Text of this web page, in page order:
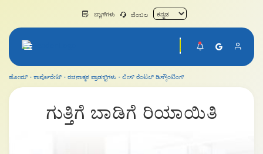
ಬ್ಲಾಗ್‌ಗಳು ಬೆಂಬಲ
ಹೋಮ್ ಕಾರ್ಪೊರೇಟ್ ರಚನಾತ್ಮಕ ಪ್ರಾಡಕ್ಟ್‌ಗಳು ಲೀಸ್ ರೆಂಟಲ್ ಡಿಸ್ಕೌಂಟಿಂಗ್
ಗುತ್ತಿಗೆ ಬಾಡಿಗೆ ರಿಯಾಯಿತಿ
ಲೀಸ್ ರೆಂಟಲ್ ಡಿಸ್ಕೌಂಟಿಂಗ್